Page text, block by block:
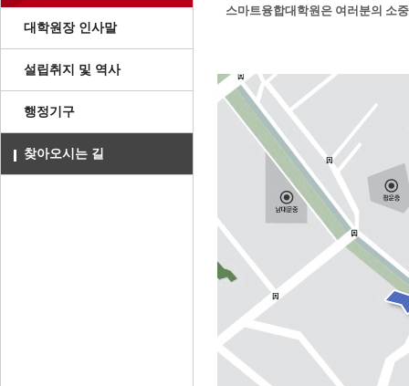
대학원장 인사말
설립취지 및 역사
행정기구
찾아오시는 길
스마트융합대학원은 여러분의 소